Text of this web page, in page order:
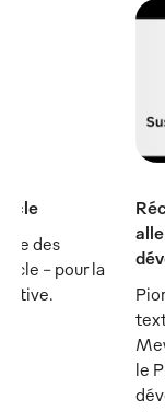
des
- pour la
le